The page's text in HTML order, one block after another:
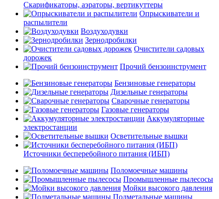
Скарификаторы, аэраторы, вертикуттеры
Опрыскиватели и
распылители
Воздуходувки
Зернодробилки
Очистители садовых
дорожек
Прочий бензоинструмент
Бензиновые генераторы
Дизельные генераторы
Сварочные генераторы
Газовые генераторы
Аккумуляторные
электростанции
Осветительные вышки
Источники бесперебойного питания (ИБП)
Поломоечные машины
Промышленные пылесосы
Мойки высокого давления
Подметальные машины